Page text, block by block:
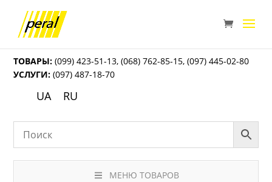
ТОВАРЫ: (099) 423-51-13,(068) 762-85-15,(097) 445-02-80
УСЛУГИ: (097) 487-18-70
UA RU
МЕНЮ ТОВАРОВ